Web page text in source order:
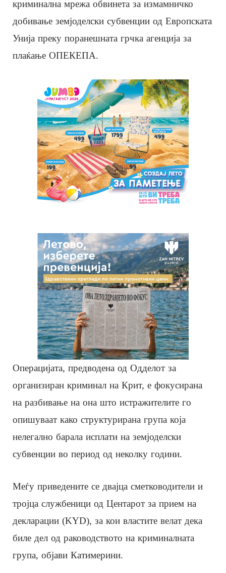
криминална мрежа обвинета за измамничко
добивање земјоделски субвенции од Европската
Унија преку поранешната грчка агенција за
плаќање ОПЕКЕПА.
Операцијата, предводена од Одделот за
организиран криминал на Крит, е фокусирана
на разбивање на она што истражителите го
опишуваат како структурирана група која
нелегално барала исплати на земјоделски
субвенции во период од неколку години.
Меѓу приведените се двајца сметководители и
тројца службеници од Центарот за прием на
декларации (KYD), за кои властите велат дека
биле дел од раководството на криминалната
група, објави Катимерини.